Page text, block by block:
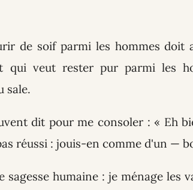
de soif parmi les hommes doit
qui veut rester pur parmi les
sale.
dit pour me consoler : « Eh
réussi : jouis-en comme d'un —
humaine : je ménage les